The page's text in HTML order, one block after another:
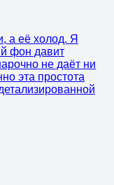
а её холод. Я
фон давит
не даёт ни
эта простота